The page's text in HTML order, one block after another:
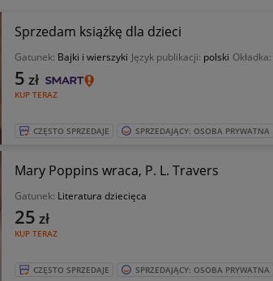
Sprzedam książkę dla dzieci
Gatunek: Bajki i wierszyki Język publikacji: polski Okładka:
KUP TERAZ
5 zł
CZĘSTO SPRZEDAJE SPRZEDAJĄCY: OSOBA PRYWATNA
Mary Poppins wraca, P. L. Travers
Gatunek: Literatura dziecięca
KUP TERAZ
25 zł
CZĘSTO SPRZEDAJE SPRZEDAJĄCY: OSOBA PRYWATNA